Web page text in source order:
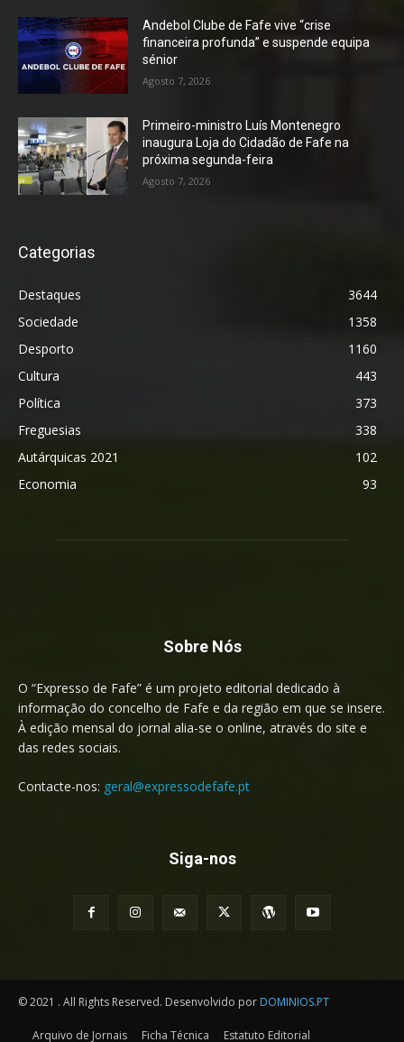
Andebol Clube de Fafe vive “crise
financeira profunda” e suspende equipa
sénior
Agosto 7, 2026
Primeiro-ministro Luís Montenegro
inaugura Loja do Cidadão de Fafe na
próxima segunda-feira
Agosto 7, 2026
Categorias
Destaques
3644
Sociedade
1358
Desporto
1160
Cultura
443
Política
373
Freguesias
338
Autárquicas 2021
102
Economia
93
Sobre Nós
O “Expresso de Fafe” é um projeto editorial dedicado à
informação do concelho de Fafe e da região em que se insere.
À edição mensal do jornal alia-se o online, através do site e
das redes sociais.
Contacte-nos: geral@expressodefafe.pt
Siga-nos
© 2021 . All Rights Reserved. Desenvolvido por DOMINIOS.PT
Arquivo de Jornais Ficha Técnica Estatuto Editorial